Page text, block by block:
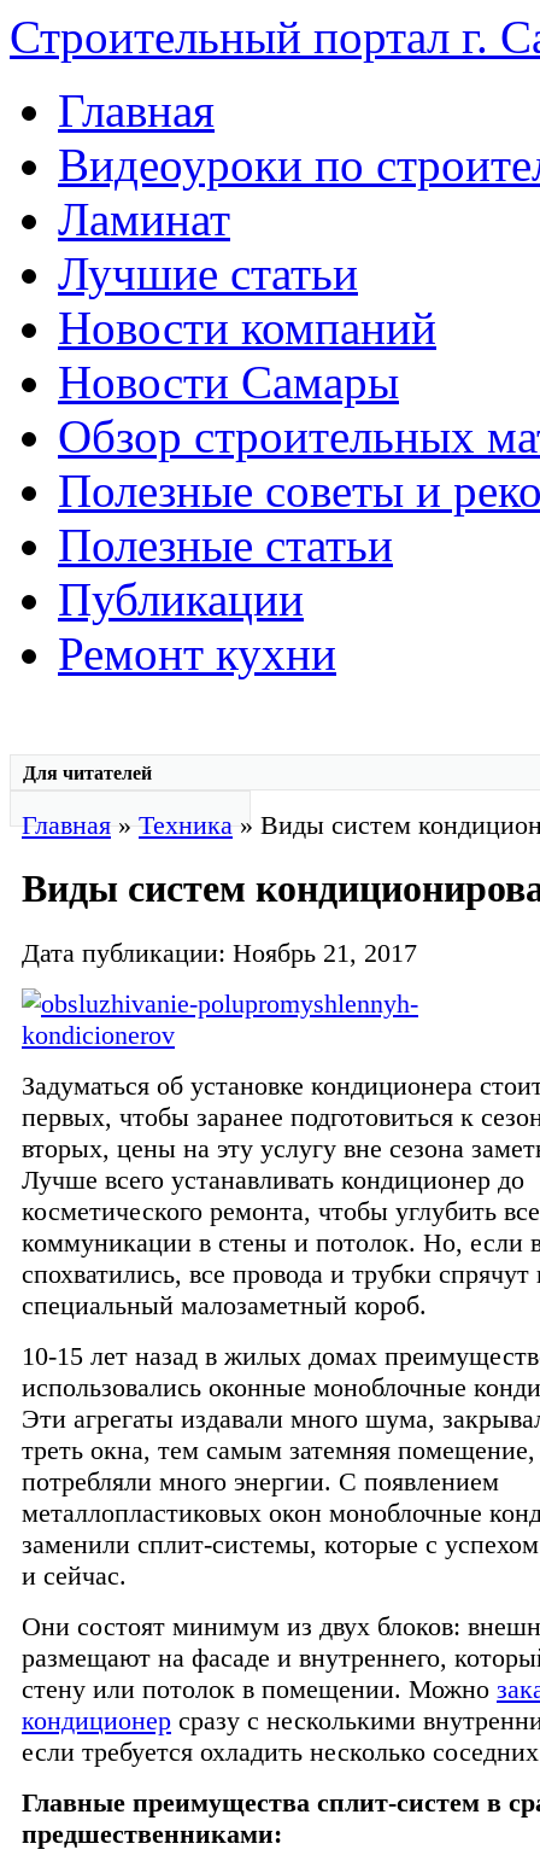
Строительный портал г.
Главная
Видеоуроки по
Ламинат
Лучшие статьи
Новости компаний
Новости Самары
Обзор строительных
Полезные советы и
Полезные статьи
Публикации
Ремонт кухни
Для читателей
Главная»Техника» Виды систем
Виды систем
Дата публикации: Ноябрь 21, 2017
Задуматься об установке кондиционера
первых, чтобы заранее подготовиться к
вторых, цены на эту услугу вне сезона
Лучше всего устанавливать кондиционер до
косметического ремонта, чтобы углубить все
коммуникации в стены и потолок. Но, если
спохватились, все провода и трубки спрячут
специальный малозаметный короб.
10-15 лет назад в жилых домах
использовались оконные моноблочные
Эти агрегаты издавали много шума,
треть окна, тем самым затемняя
потребляли много энергии. С появлением
металлопластиковых окон моноблочные
заменили сплит-системы, которые с
и сейчас.
Они состоят минимум из двух блоков:
размещают на фасаде и внутреннего,
стену или потолок в помещении. Можно
кондиционер сразу с несколькими
если требуется охладить несколько
Главные преимущества сплит-систем в
предшественниками: